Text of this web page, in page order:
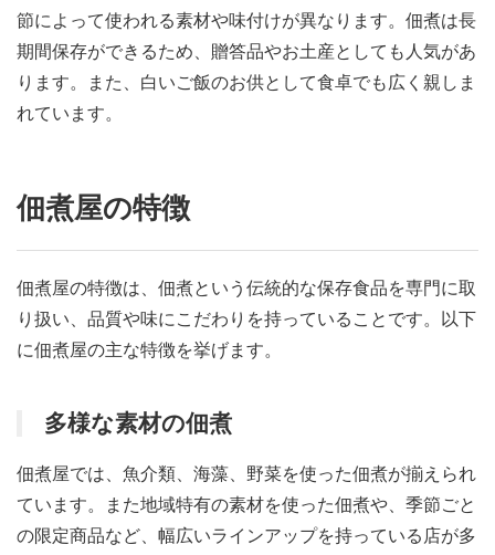
節によって使われる素材や味付けが異なります。佃煮は長
期間保存ができるため、贈答品やお土産としても人気があ
ります。また、白いご飯のお供として食卓でも広く親しま
れています。
佃煮屋の特徴
佃煮屋の特徴は、佃煮という伝統的な保存食品を専門に取
り扱い、品質や味にこだわりを持っていることです。以下
に佃煮屋の主な特徴を挙げます。
多様な素材の佃煮
佃煮屋では、魚介類、海藻、野菜を使った佃煮が揃えられ
ています。また地域特有の素材を使った佃煮や、季節ごと
の限定商品など、幅広いラインアップを持っている店が多